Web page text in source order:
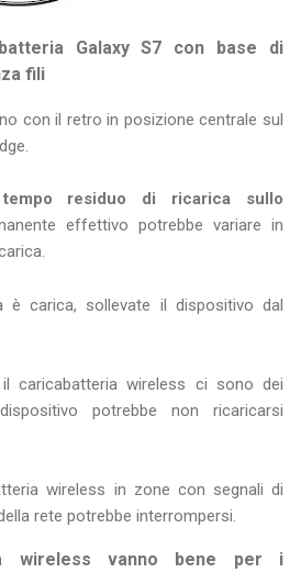
Galaxy S7 con base di
fili
con il retro in posizione centrale sul
residuo di ricarica sullo
effettivo potrebbe variare in
è carica, sollevate il dispositivo dal
caricabatteria wireless ci sono dei
potrebbe non ricaricarsi
wireless in zone con segnali di
rete potrebbe interrompersi.
wireless vanno bene per i